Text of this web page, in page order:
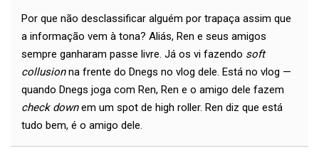
Por que não desclassificar alguém por trapaça assim que
a informação vem à tona? Aliás, Ren e seus amigos
sempre ganharam passe livre. Já os vi fazendo soft
collusionna frente do Dnegs no vlog dele. Está no vlog —
quando Dnegs joga com Ren, Ren e o amigo dele fazem
check downem um spot de high roller. Ren diz que está
tudo bem, é o amigo dele.